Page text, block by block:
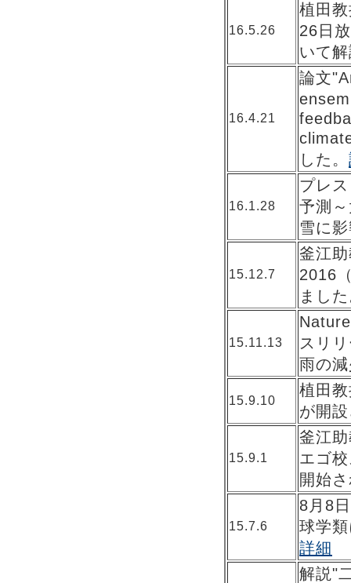
16.5.26
植田
26日
いて
16.4.21
論文
した。
16.1.28
プレ
予測
雪に
15.12.7
釜江
2016
まし
15.11.13
スリ
雨の
15.9.10
植田
が開
15.9.1
釜江
エゴ
開始
15.7.6
8月8
球学
詳細
解説"